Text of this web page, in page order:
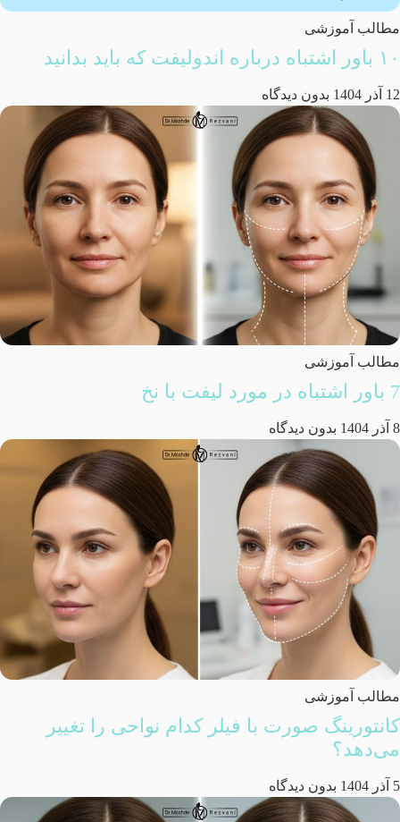
مطالب آموزشی
۱۰ باور اشتباه درباره اندولیفت که باید بدانید
12 آذر 1404 بدون دیدگاه
مطالب آموزشی
7 باور اشتباه در مورد لیفت با نخ
8 آذر 1404 بدون دیدگاه
مطالب آموزشی
کانتورینگ صورت با فیلر کدام نواحی را تغییر
می‌دهد؟
5 آذر 1404 بدون دیدگاه